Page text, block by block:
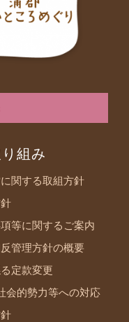
組み
関する取組方針
等に関するご案内
管理方針の概要
定款変更
会的勢力等への対応